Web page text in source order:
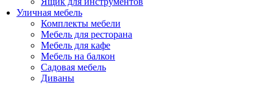
Уличная мебель
Комплекты мебели
Мебель для ресторана
Мебель для кафе
Мебель на балкон
Садовая мебель
Диваны